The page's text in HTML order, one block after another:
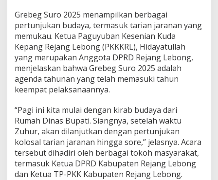
Grebeg Suro 2025 menampilkan berbagai
pertunjukan budaya, termasuk tarian jaranan yang
memukau. Ketua Paguyuban Kesenian Kuda
Kepang Rejang Lebong (PKKKRL), Hidayatullah
yang merupakan Anggota DPRD Rejang Lebong,
menjelaskan bahwa Grebeg Suro 2025 adalah
agenda tahunan yang telah memasuki tahun
keempat pelaksanaannya.
“Pagi ini kita mulai dengan kirab budaya dari
Rumah Dinas Bupati. Siangnya, setelah waktu
Zuhur, akan dilanjutkan dengan pertunjukan
kolosal tarian jaranan hingga sore,” jelasnya. Acara
tersebut dihadiri oleh berbagai tokoh masyarakat,
termasuk Ketua DPRD Kabupaten Rejang Lebong
dan Ketua TP-PKK Kabupaten Rejang Lebong.